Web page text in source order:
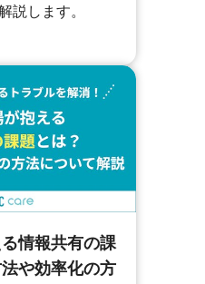
説します。
情報共有の課
や効率化の方